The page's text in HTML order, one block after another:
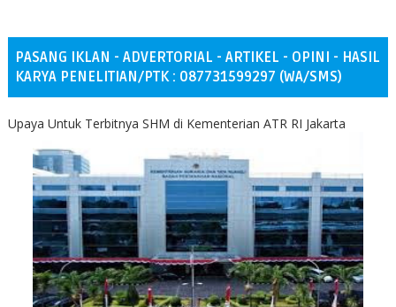
PASANG IKLAN - ADVERTORIAL - ARTIKEL - OPINI - HASIL
KARYA PENELITIAN/PTK : 087731599297 (WA/SMS)
Upaya Untuk Terbitnya SHM di Kementerian ATR RI Jakarta